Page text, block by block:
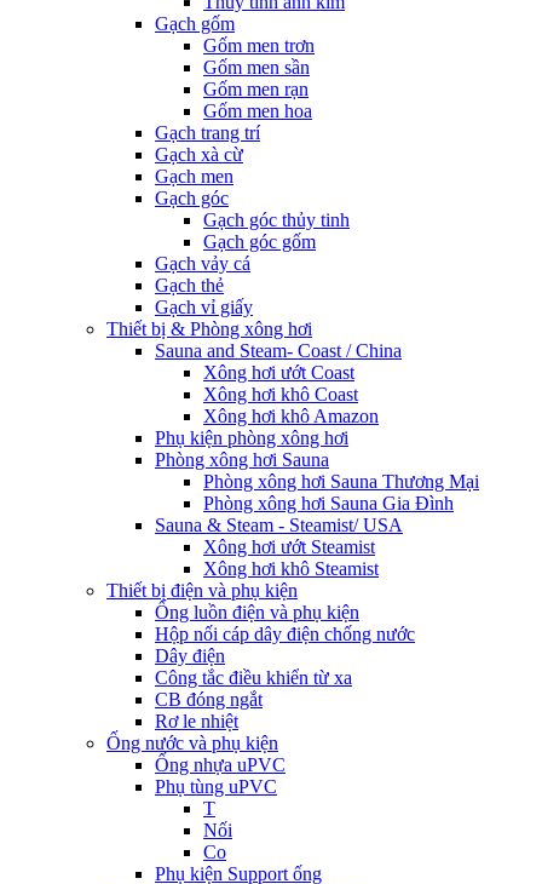
Gạch gốm
Gốm men trơn
Gốm men sần
Gốm men rạn
Gốm men hoa
Gạch trang trí
Gạch xà cừ
Gạch men
Gạch góc
Gạch góc thủy tinh
Gạch góc gốm
Gạch vảy cá
Gạch thẻ
Gạch vỉ giấy
Thiết bị & Phòng xông hơi
Sauna and Steam- Coast / China
Xông hơi ướt Coast
Xông hơi khô Coast
Xông hơi khô Amazon
Phụ kiện phòng xông hơi
Phòng xông hơi Sauna
Phòng xông hơi Sauna Thương Mại
Phòng xông hơi Sauna Gia Đình
Sauna & Steam - Steamist/ USA
Xông hơi ướt Steamist
Xông hơi khô Steamist
Thiết bị điện và phụ kiện
Ống luồn điện và phụ kiện
Hộp nối cáp dây điện chống nước
Dây điện
Công tắc điều khiển từ xa
CB đóng ngắt
Rơ le nhiệt
Ống nước và phụ kiện
Ống nhựa uPVC
Phụ tùng uPVC
T
Nối
Co
Phụ kiện Support ống